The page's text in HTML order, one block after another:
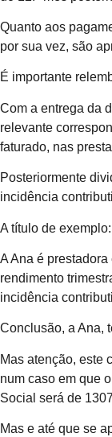
Quanto aos
por sua vez, são
É importante
Com a entrega da
relevante
faturado, nas
Posteriormente
incidência
A título de exemplo:
A Ana é
rendimento
incidência
Conclusão, a Ana,
Mas atenção, este
num caso em que
Social será de
Mas e até que se